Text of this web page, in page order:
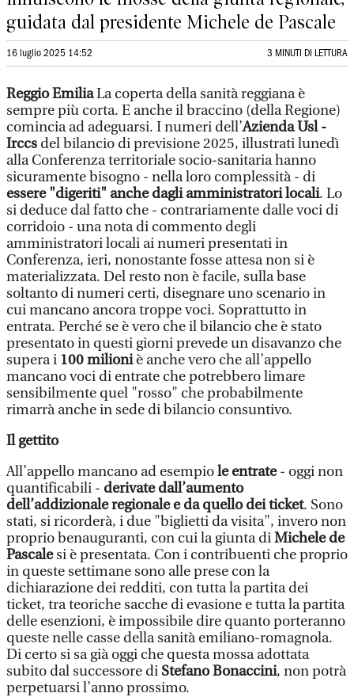
guidata dal presidente Michele de Pascale
16 luglio 2025 14:52 3 MINUTI DI LETTURA
Reggio EmiliaLa coperta della sanità reggiana è
sempre più corta. E anche il braccino (della Regione)
comincia ad adeguarsi. I numeri dell’Azienda Usl -
Irccs del bilancio di previsione 2025, illustrati lunedì
alla Conferenza territoriale socio-sanitaria hanno
sicuramente bisogno - nella loro complessità - di
essere "digeriti" anche dagli amministratori locali. Lo
si deduce dal fatto che - contrariamente dalle voci di
corridoio - una nota di commento degli
amministratori locali ai numeri presentati in
Conferenza, ieri, nonostante fosse attesa non si è
materializzata. Del resto non è facile, sulla base
soltanto di numeri certi, disegnare uno scenario in
cui mancano ancora troppe voci. Soprattutto in
entrata. Perché se è vero che il bilancio che è stato
presentato in questi giorni prevede un disavanzo che
supera i 100 milioniè anche vero che all’appello
mancano voci di entrate che potrebbero limare
sensibilmente quel "rosso" che probabilmente
rimarrà anche in sede di bilancio consuntivo.
Il gettito
All’appello mancano ad esempiole entrate- oggi non
quantificabili - derivate dall’aumento
dell’addizionale regionale e da quello dei ticket. Sono
stati, si ricorderà, i due "biglietti da visita", invero non
proprio benauguranti, con cui la giunta diMichele de
Pascalesi è presentata. Con i contribuenti che proprio
in queste settimane sono alle prese con la
dichiarazione dei redditi, con tutta la partita dei
ticket, tra teoriche sacche di evasione e tutta la partita
delle esenzioni, è impossibile dire quanto porteranno
queste nelle casse della sanità emiliano-romagnola.
Di certo si sa già oggi che questa mossa adottata
subito dal successore di Stefano Bonaccini, non potrà
perpetuarsi l’anno prossimo.